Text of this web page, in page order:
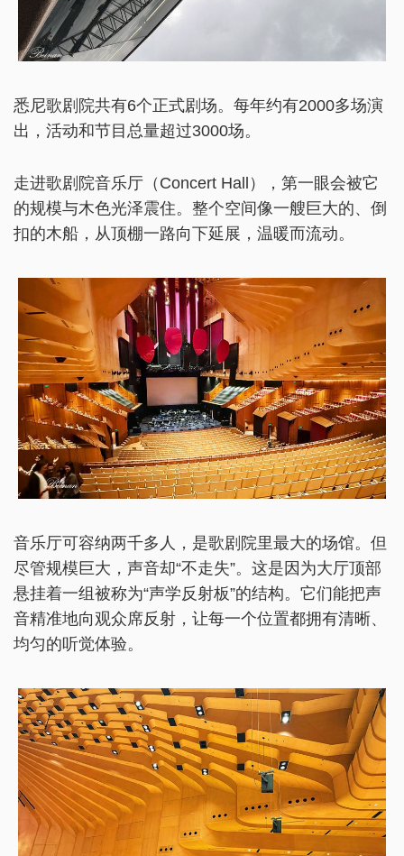
悉尼歌剧院共有6个正式剧场。每年约有2000多场演
出，活动和节目总量超过3000场。
走进歌剧院音乐厅（Concert Hall），第一眼会被它
的规模与木色光泽震住。整个空间像一艘巨大的、倒
扣的木船，从顶棚一路向下延展，温暖而流动。
音乐厅可容纳两千多人，是歌剧院里最大的场馆。但
尽管规模巨大，声音却“不走失”。这是因为大厅顶部
悬挂着一组被称为“声学反射板”的结构。它们能把声
音精准地向观众席反射，让每一个位置都拥有清晰、
均匀的听觉体验。